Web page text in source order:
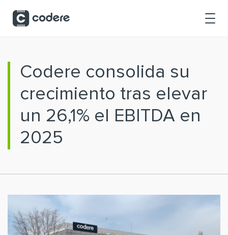
Codere consolida su
crecimiento tras elevar
un 26,1% el EBITDA en
2025